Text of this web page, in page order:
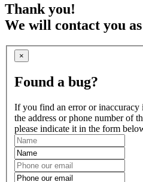
Thank you!
We will contact you as
×
Found a bug?
If you find an error or
the address or phone number of
please indicate it in the form